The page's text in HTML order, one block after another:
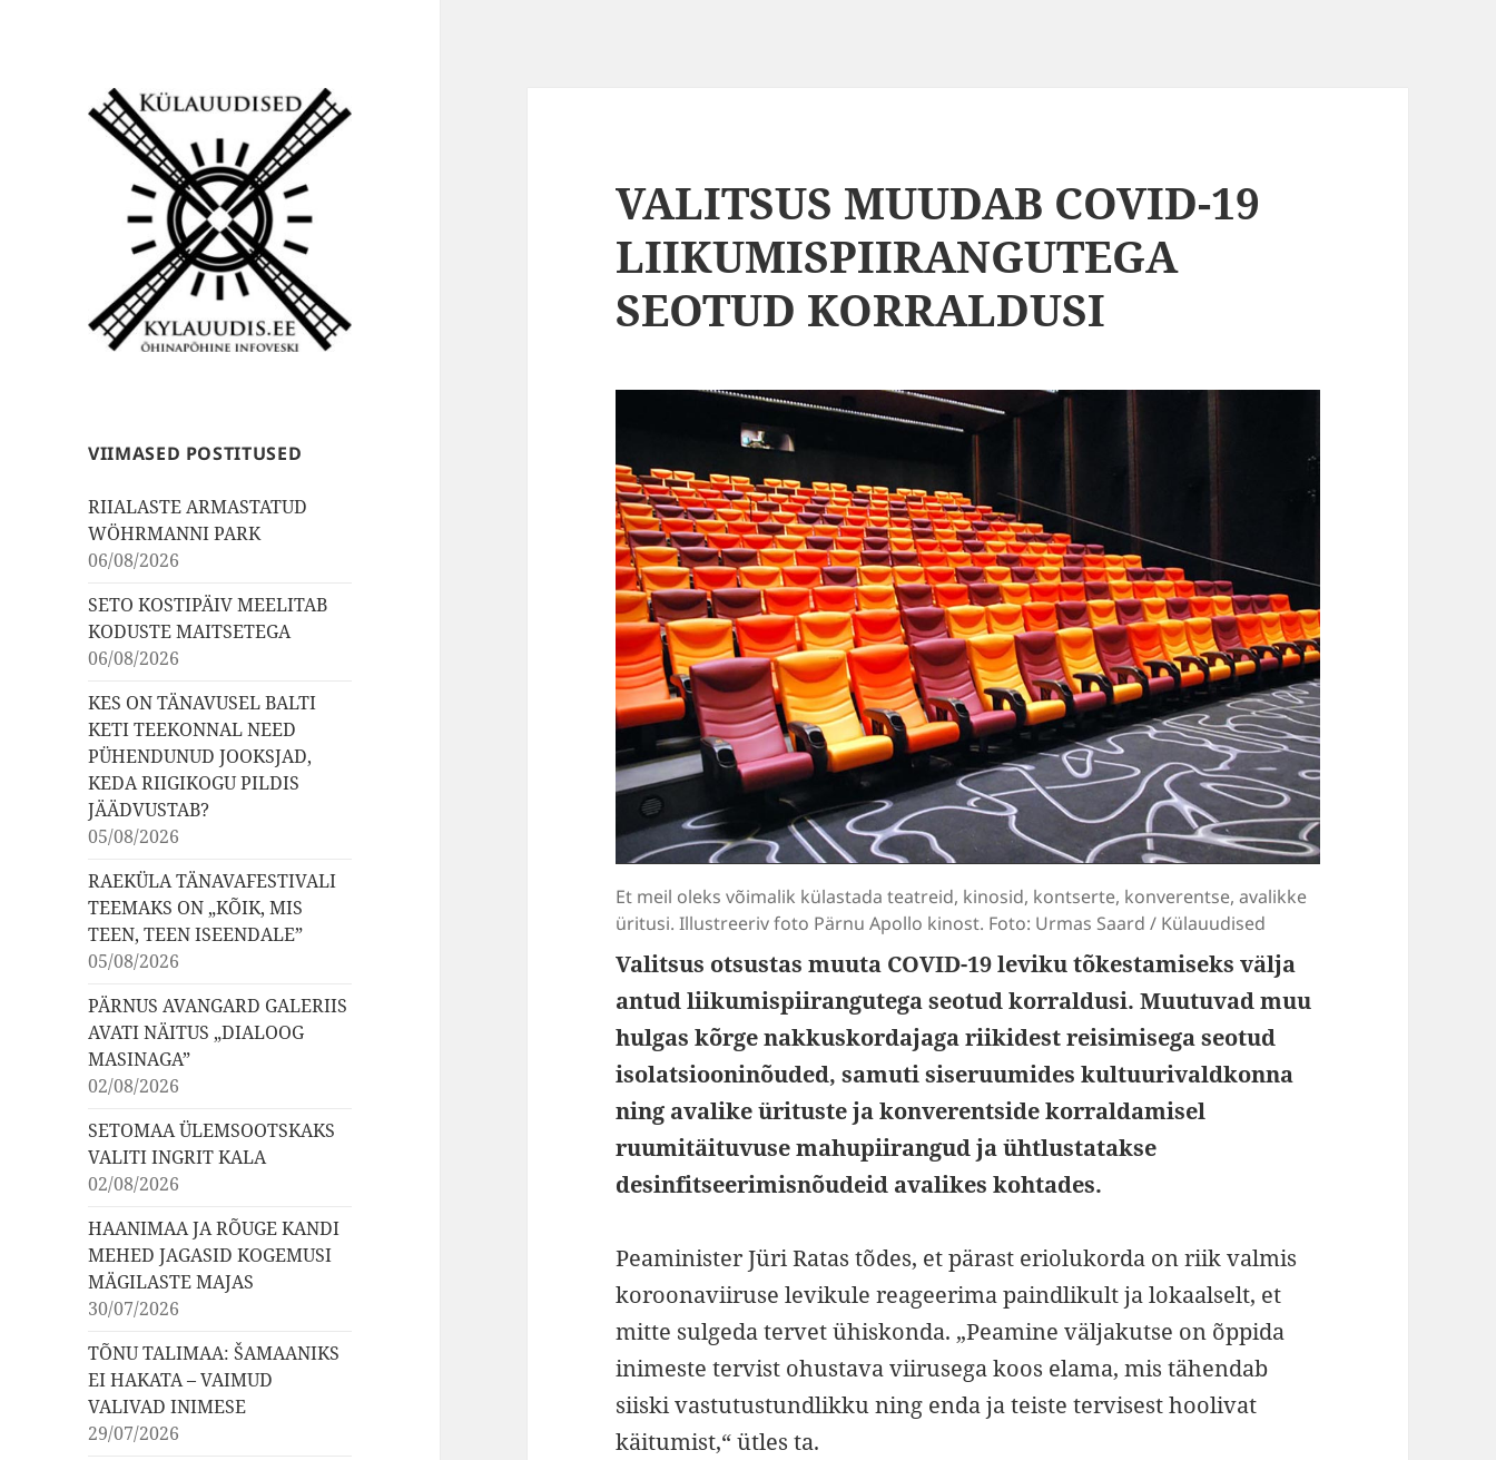
VIIMASED POSTITUSED
RIIALASTE ARMASTATUD
WÖHRMANNI PARK
06/08/2026
SETO KOSTIPÄIV MEELITAB
KODUSTE MAITSETEGA
06/08/2026
KES ON TÄNAVUSEL BALTI
KETI TEEKONNAL NEED
PÜHENDUNUD JOOKSJAD,
KEDA RIIGIKOGU PILDIS
JÄÄDVUSTAB?
05/08/2026
RAEKÜLA TÄNAVAFESTIVALI
TEEMAKS ON „KÕIK, MIS
TEEN, TEEN ISEENDALE”
05/08/2026
PÄRNUS AVANGARD GALERIIS
AVATI NÄITUS „DIALOOG
MASINAGA”
02/08/2026
SETOMAA ÜLEMSOOTSKAKS
VALITI INGRIT KALA
02/08/2026
HAANIMAA JA RÕUGE KANDI
MEHED JAGASID KOGEMUSI
MÄGILASTE MAJAS
30/07/2026
TÕNU TALIMAA: ŠAMAANIKS
EI HAKATA – VAIMUD
VALIVAD INIMESE
29/07/2026
VALITSUS MUUDAB COVID-19
LIIKUMISPIIRANGUTEGA
SEOTUD KORRALDUSI
Et meil oleks võimalik külastada teatreid, kinosid, kontserte, konverentse, avalikke
üritusi. Illustreeriv foto Pärnu Apollo kinost. Foto: Urmas Saard / Külauudised
Valitsus otsustas muuta COVID-19 leviku tõkestamiseks välja
antud liikumispiirangutega seotud korraldusi. Muutuvad muu
hulgas kõrge nakkuskordajaga riikidest reisimisega seotud
isolatsiooninõuded, samuti siseruumides kultuurivaldkonna
ning avalike ürituste ja konverentside korraldamisel
ruumitäituvuse mahupiirangud ja ühtlustatakse
desinfitseerimisnõudeid avalikes kohtades.
Peaminister Jüri Ratas tõdes, et pärast eriolukorda on riik valmis
koroonaviiruse levikule reageerima paindlikult ja lokaalselt, et
mitte sulgeda tervet ühiskonda. „Peamine väljakutse on õppida
inimeste tervist ohustava viirusega koos elama, mis tähendab
siiski vastutustundlikku ning enda ja teiste tervisest hoolivat
käitumist,“ ütles ta.